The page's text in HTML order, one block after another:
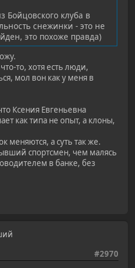
Бойцовского клуба в
снежинки - это не
это похоже правда)
то, хотя есть люди,
мол вон как у меня в
Ксения Евгеньевна
как типа не опыт, а клоны,
меняются, а суть так же.
спортсмен, чем малясь
в банке, без
#2970